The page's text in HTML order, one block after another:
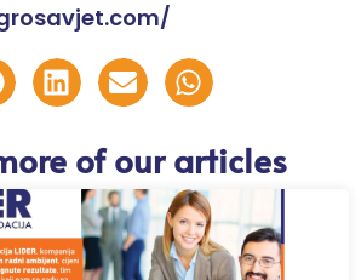
of our articles